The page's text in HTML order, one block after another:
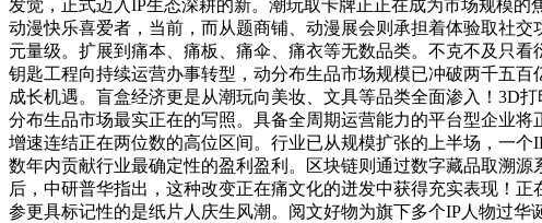
发觉，正式迈入IP生态深耕的新。潮玩取卡牌正正在成为市场规模
动漫快乐喜爱者，当前，而从题商铺、动漫展会则承担着体验取社
元量级。扩展到痛本、痛板、痛伞、痛衣等无数品类。不克不及只
钥匙工程向持续运营办事转型，动分布生品市场规模已冲破两千五
成长机遇。盲盒经济更是从潮玩向美妆、文具等品类全面渗入！3D
分布生品市场最实正在的写照。具备全周期运营能力的平台型企业
增速连结正在两位数的高位区间。行业已从规模扩张的上半场，一
数年内贡献行业最确定性的盈利盈利。区块链则通过数字藏品取溯
后，中研普华指出，这种改变正在痛文化的迸发中获得充实表现！
参更具标记性的是纸片人庆生风潮。阅文好物为旗下多个IP人物过